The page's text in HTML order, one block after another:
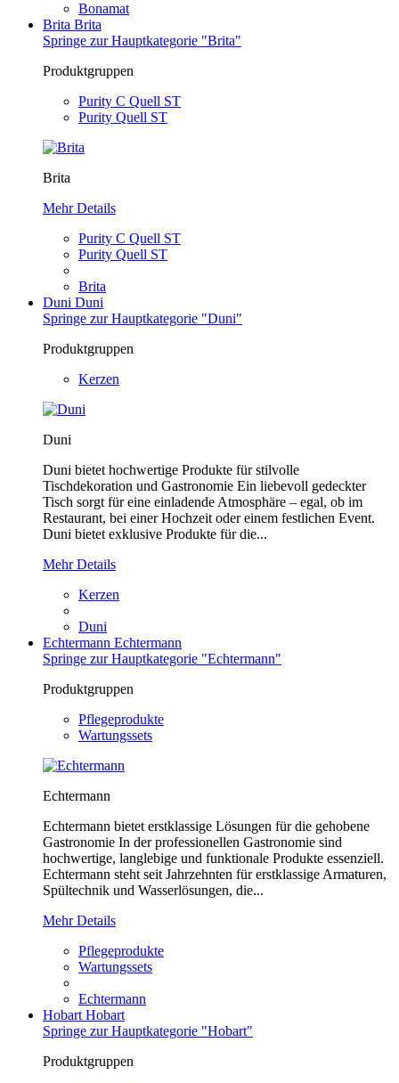
Bonamat
Brita Brita
Springe zur Hauptkategorie "Brita"
Produktgruppen
Purity C Quell ST
Purity Quell ST
Brita
Mehr Details
Purity C Quell ST
Purity Quell ST
Brita
Duni Duni
Springe zur Hauptkategorie "Duni"
Produktgruppen
Kerzen
Duni
Duni bietet hochwertige Produkte für stilvolle
Tischdekoration und Gastronomie Ein liebevoll gedeckter
Tisch sorgt für eine einladende Atmosphäre – egal, ob im
Restaurant, bei einer Hochzeit oder einem festlichen Event.
Duni bietet exklusive Produkte für die...
Mehr Details
Kerzen
Duni
Echtermann Echtermann
Springe zur Hauptkategorie "Echtermann"
Produktgruppen
Pflegeprodukte
Wartungssets
Echtermann
Echtermann bietet erstklassige Lösungen für die gehobene
Gastronomie In der professionellen Gastronomie sind
hochwertige, langlebige und funktionale Produkte essenziell.
Echtermann steht seit Jahrzehnten für erstklassige Armaturen,
Spültechnik und Wasserlösungen, die...
Mehr Details
Pflegeprodukte
Wartungssets
Echtermann
Hobart Hobart
Springe zur Hauptkategorie "Hobart"
Produktgruppen